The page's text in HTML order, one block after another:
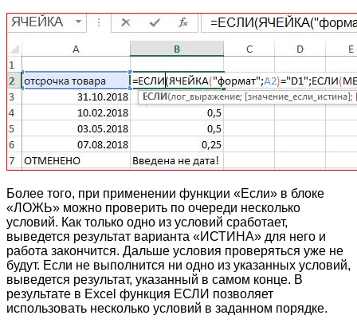
Более того, при применении функции «Если» в блоке
«ЛОЖЬ» можно проверить по очереди несколько
условий. Как только одно из условий сработает,
выведется результат варианта «ИСТИНА» для него и
работа закончится. Дальше условия проверяться уже не
будут. Если не выполнится ни одно из указанных условий,
выведется результат, указанный в самом конце. В
результате в Excel функция ЕСЛИ позволяет
использовать несколько условий в заданном порядке.